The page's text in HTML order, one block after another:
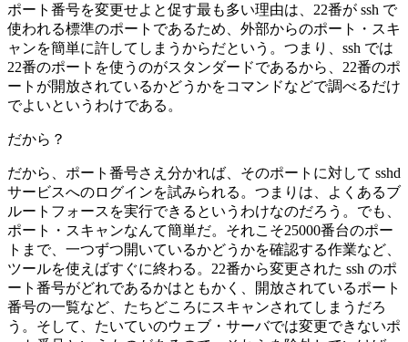
ポート番号を変更せよと促す最も多い理由は、22番が ssh で
使われる標準のポートであるため、外部からのポート・スキ
ャンを簡単に許してしまうからだという。つまり、ssh では
22番のポートを使うのがスタンダードであるから、22番のポ
ートが開放されているかどうかをコマンドなどで調べるだけ
でよいというわけである。
だから？
だから、ポート番号さえ分かれば、そのポートに対して sshd
サービスへのログインを試みられる。つまりは、よくあるブ
ルートフォースを実行できるというわけなのだろう。でも、
ポート・スキャンなんて簡単だ。それこそ25000番台のポー
トまで、一つずつ開いているかどうかを確認する作業など、
ツールを使えばすぐに終わる。22番から変更された ssh のポ
ート番号がどれであるかはともかく、開放されているポート
番号の一覧など、たちどころにスキャンされてしまうだろ
う。そして、たいていのウェブ・サーバでは変更できないポ